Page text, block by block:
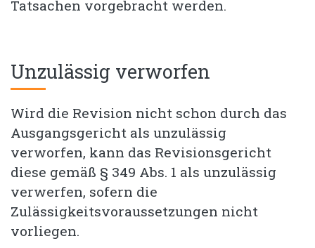
Tatsachen vorgebracht werden.
Unzulässig verworfen
Wird die Revision nicht schon durch das
Ausgangsgericht als unzulässig
verworfen, kann das Revisionsgericht
diese gemäß § 349 Abs. 1 als unzulässig
verwerfen, sofern die
Zulässigkeitsvoraussetzungen nicht
vorliegen.